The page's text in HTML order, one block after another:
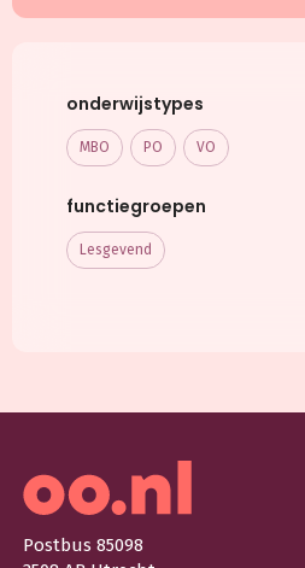
onderwijstypes
MBO PO VO
functiegroepen
Lesgevend
Postbus 85098